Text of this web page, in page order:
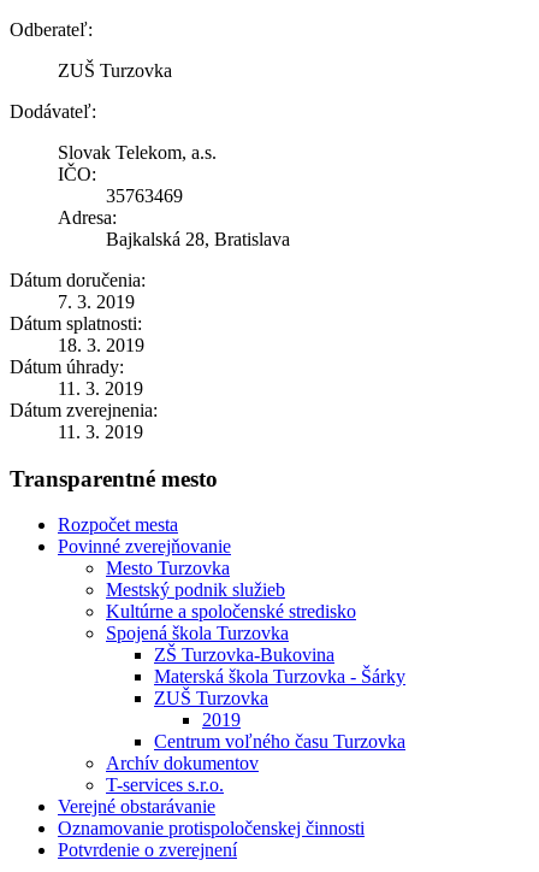
Odberateľ:
ZUŠ Turzovka
Dodávateľ:
Slovak Telekom, a.s.
IČO:
35763469
Adresa:
Bajkalská 28, Bratislava
Dátum doručenia:
7. 3. 2019
Dátum splatnosti:
18. 3. 2019
Dátum úhrady:
11. 3. 2019
Dátum zverejnenia:
11. 3. 2019
Transparentné mesto
Rozpočet mesta
Povinné zverejňovanie
Mesto Turzovka
Mestský podnik služieb
Kultúrne a spoločenské stredisko
Spojená škola Turzovka
ZŠ Turzovka-Bukovina
Materská škola Turzovka - Šárky
ZUŠ Turzovka
2019
Centrum voľného času Turzovka
Archív dokumentov
T-services s.r.o.
Verejné obstarávanie
Oznamovanie protispoločenskej činnosti
Potvrdenie o zverejnení